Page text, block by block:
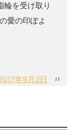
を受け取り
愛の印ぽよ
年9月2日